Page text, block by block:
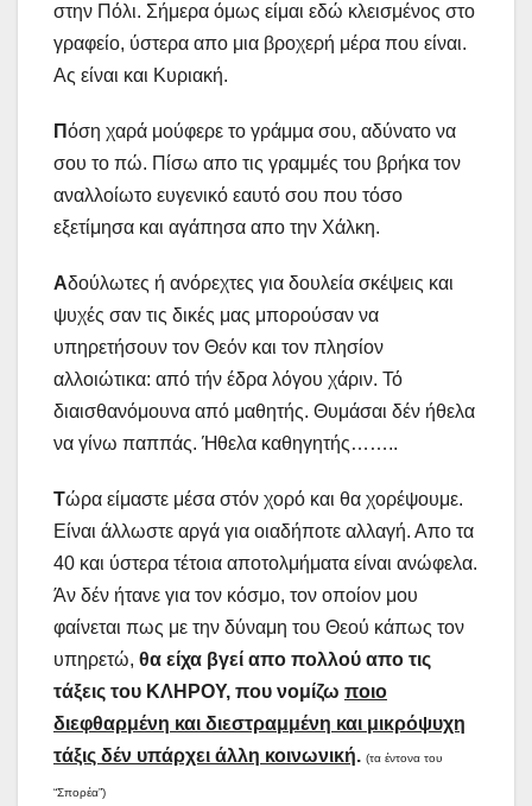
στην Πόλι. Σήμερα όμως είμαι εδώ κλεισμένος στο
γραφείο, ύστερα απο μια βροχερή μέρα που είναι.
Ας είναι και Κυριακή.
Πόση χαρά μούφερε το γράμμα σου, αδύνατο να
σου το πώ. Πίσω απο τις γραμμές του βρήκα τον
αναλλοίωτο ευγενικό εαυτό σου που τόσο
εξετίμησα και αγάπησα απο την Χάλκη.
Αδούλωτες ή ανόρεχτες για δουλεία σκέψεις και
ψυχές σαν τις δικές μας μπορούσαν να
υπηρετήσουν τον Θεόν και τον πλησίον
αλλοιώτικα: από τήν έδρα λόγου χάριν. Τό
διαισθανόμουνα από μαθητής. Θυμάσαι δέν ήθελα
να γίνω παππάς. Ήθελα καθηγητής……..
Τώρα είμαστε μέσα στόν χορό και θα χορέψουμε.
Είναι άλλωστε αργά για οιαδήποτε αλλαγή. Απο τα
40 και ύστερα τέτοια αποτολμήματα είναι ανώφελα.
Άν δέν ήτανε για τον κόσμο, τον οποίον μου
φαίνεται πως με την δύναμη του Θεού κάπως τον
υπηρετώ, θα είχα βγεί απο πολλού απο τις
τάξεις του ΚΛΗΡΟΥ, που νομίζω ποιο
διεφθαρμένη και διεστραμμένη και μικρόψυχη
τάξις δέν υπάρχει άλλη κοινωνική. (τα έντονα του
“Σπορέα”)